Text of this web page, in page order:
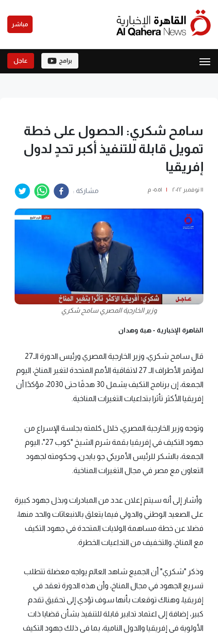
مباشر
برامج عاجل
سامح شكري: الحصول على خطة
تمويل قابلة للتنفيذ أكبر تحدٍ لدول
إفريقيا
١١ نوفمبر ٢٠٢٢ | ٠٥:٥١ م مشاركة :
وزير الخارجية المصري سامح شكري
القاهرة الإخبارية - هبة وهدان
قال سامح شكري، وزير الخارجية المصري ورئيس الدورة الـ27
لمؤتمر الأطراف الـ 27 لاتفاقية الأمم المتحدة لتغير المناخ، اليوم
الجمعة، إن برنامج التكيف يشمل 30 هدفًا حتى 2030، مؤكدًا أن
إفريقيا الأكثر تأثرا بتداعيات التغيرات المناخية.
وتوجه وزير الخارجية المصري، خلال كلمته بجلسة الإسراع من
جهود التكيف في إفريقيا بقمة شرم الشيخ "كوب 27"، اليوم
الجمعة، بالشكر للرئيس الأمريكي جو بايدن، وحكومته لجهود
التعاون مع مصر في مجال التغيرات المناخية.
وأشار إلى أنه سيتم إعلان عدد من المبادرات وبذل جهود كبيرة
على الصعيد الوطني والدولي فيما يتعلق بالانبعاثات والحد منها،
فضلا عن خطة مساهمة الولايات المتحدة في جهود التكيف
مع المناخ، والتخفيف من التداعيات الخطرة.
وذكر "شكري" أن الجميع شاهد العالم يواجه معضلة تتطلب
تسريع الجهود في مجال المناخ، وأن هذه الدورة تعقد في
إفريقيا، وهناك توقعات بأنها سوف تؤدي إلى تحقيق تقدم
كبير، إضافة إلى اعتماد تدابير قابلة للتنفيذ بشأن قضايا ذات
الأولوية في إفريقيا والدول النامية، بما في ذلك جهود التكيف